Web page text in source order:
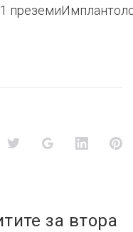
Twitter Google+
за втора